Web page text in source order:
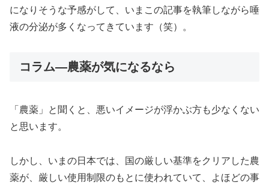
になりそうな予感がして、いまこの記事を執筆しながら唾
液の分泌が多くなってきています（笑）。
コラム―農薬が気になるなら
「農薬」と聞くと、悪いイメージが浮かぶ方も少なくない
と思います。
しかし、いまの日本では、国の厳しい基準をクリアした農
薬が、厳しい使用制限のもとに使われていて、よほどの事